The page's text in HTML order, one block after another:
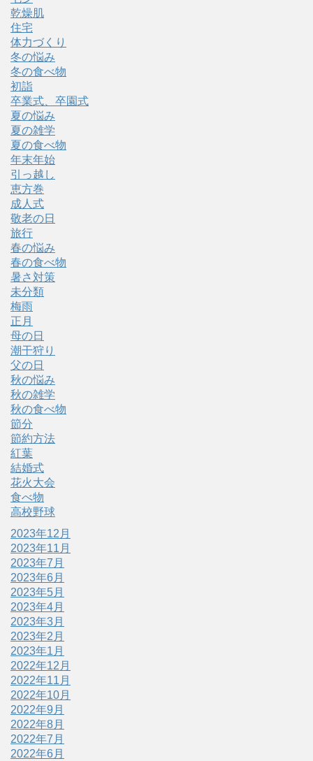
乾燥肌
住宅
体力づくり
冬の悩み
冬の食べ物
初詣
卒業式、卒園式
夏の悩み
夏の雑学
夏の食べ物
年末年始
引っ越し
恵方巻
成人式
敬老の日
旅行
春の悩み
春の食べ物
暑さ対策
未分類
梅雨
正月
母の日
潮干狩り
父の日
秋の悩み
秋の雑学
秋の食べ物
節分
節約方法
紅葉
結婚式
花火大会
食べ物
高校野球
2023年12月
2023年11月
2023年7月
2023年6月
2023年5月
2023年4月
2023年3月
2023年2月
2023年1月
2022年12月
2022年11月
2022年10月
2022年9月
2022年8月
2022年7月
2022年6月